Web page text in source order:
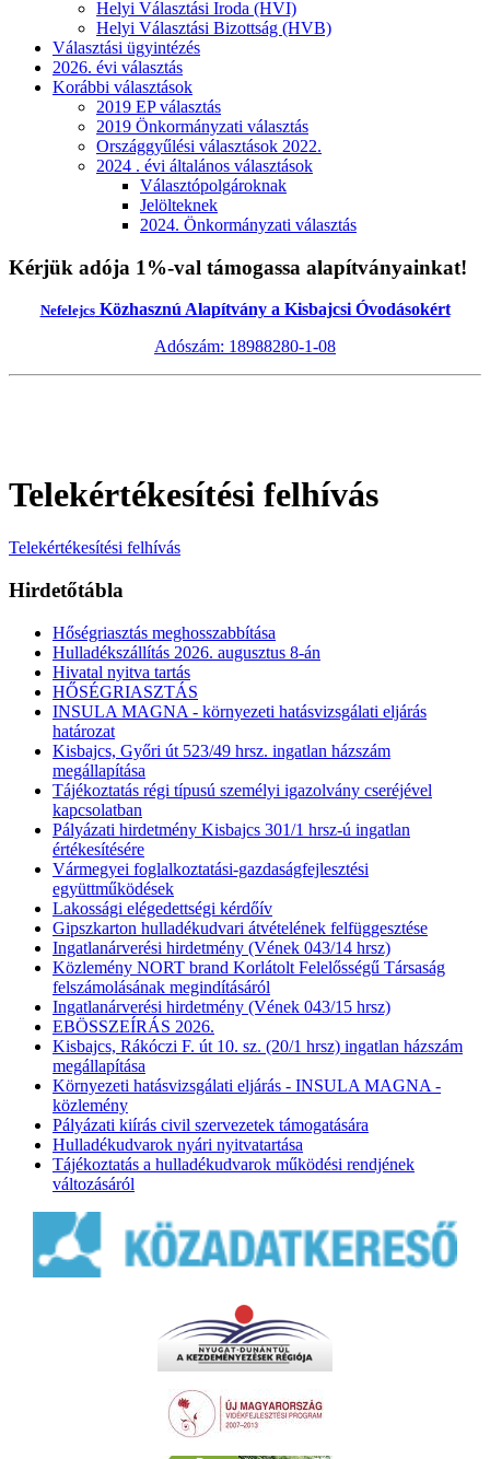
Helyi Választási Iroda (HVI)
Helyi Választási Bizottság (HVB)
Választási ügyintézés
2026. évi választás
Korábbi választások
2019 EP választás
2019 Önkormányzati választás
Országgyűlési választások 2022.
2024 . évi általános választások
Választópolgároknak
Jelölteknek
2024. Önkormányzati választás
Kérjük adója 1%-val támogassa alapítványainkat!
NefelejcsKözhasznú Alapítvány a Kisbajcsi Óvodásokért
Adószám: 18988280-1-08
Telekértékesítési felhívás
Telekértékesítési felhívás
Hirdetőtábla
Hőségriasztás meghosszabbítása
Hulladékszállítás 2026. augusztus 8-án
Hivatal nyitva tartás
HŐSÉGRIASZTÁS
INSULA MAGNA - környezeti hatásvizsgálati eljárás
határozat
Kisbajcs, Győri út 523/49 hrsz. ingatlan házszám
megállapítása
Tájékoztatás régi típusú személyi igazolvány cseréjével
kapcsolatban
Pályázati hirdetmény Kisbajcs 301/1 hrsz-ú ingatlan
értékesítésére
Vármegyei foglalkoztatási-gazdaságfejlesztési
együttműködések
Lakossági elégedettségi kérdőív
Gipszkarton hulladékudvari átvételének felfüggesztése
Ingatlanárverési hirdetmény (Vének 043/14 hrsz)
Közlemény NORT brand Korlátolt Felelősségű Társaság
felszámolásának megindításáról
Ingatlanárverési hirdetmény (Vének 043/15 hrsz)
EBÖSSZEÍRÁS 2026.
Kisbajcs, Rákóczi F. út 10. sz. (20/1 hrsz) ingatlan házszám
megállapítása
Környezeti hatásvizsgálati eljárás - INSULA MAGNA -
közlemény
Pályázati kiírás civil szervezetek támogatására
Hulladékudvarok nyári nyitvatartása
Tájékoztatás a hulladékudvarok működési rendjének
változásáról